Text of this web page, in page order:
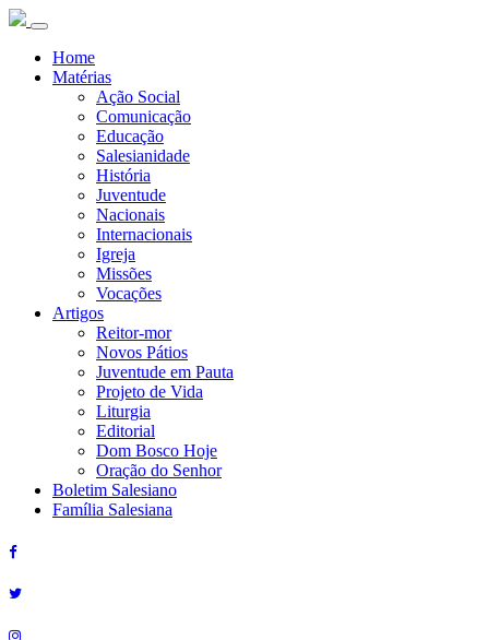
Home
Matérias
Ação Social
Comunicação
Educação
Salesianidade
História
Juventude
Nacionais
Internacionais
Igreja
Missões
Vocações
Artigos
Reitor-mor
Novos Pátios
Juventude em Pauta
Projeto de Vida
Liturgia
Editorial
Dom Bosco Hoje
Oração do Senhor
Boletim Salesiano
Família Salesiana